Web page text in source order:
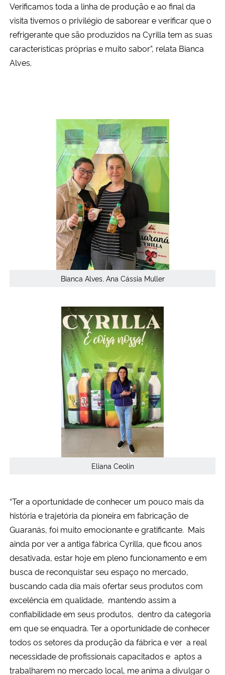
Verificamos toda a linha de produção e ao final da
visita tivemos o privilégio de saborear e verificar que o
refrigerante que são produzidos na Cyrilla tem as suas
características próprias e muito sabor”, relata Bianca
Alves.
Bianca Alves, Ana Cássia Muller
Eliana Ceolin
“Ter a oportunidade de conhecer um pouco mais da
história e trajetória da pioneira em fabricação de
Guaranás, foi muito emocionante e gratificante. Mais
ainda por ver a antiga fábrica Cyrilla, que ficou anos
desativada, estar hoje em pleno funcionamento e em
busca de reconquistar seu espaço no mercado,
buscando cada dia mais ofertar seus produtos com
excelência em qualidade, mantendo assim a
confiabilidade em seus produtos, dentro da categoria
em que se enquadra. Ter a oportunidade de conhecer
todos os setores da produção da fábrica e ver a real
necessidade de profissionais capacitados e aptos a
trabalharem no mercado local, me anima a divulgar o